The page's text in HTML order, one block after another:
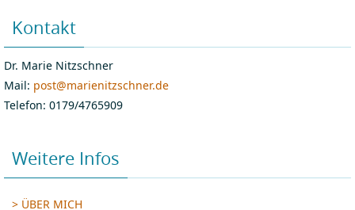
Kontakt
Dr. Marie Nitzschner
Mail: post@marienitzschner.de
Telefon: 0179/4765909
Weitere Infos
> ÜBER MICH